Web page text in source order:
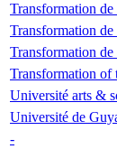
Transformation
Transformation
Transformation
Transformation of
Université arts &
Université de
-